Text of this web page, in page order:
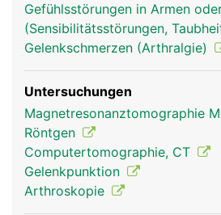
Gefühlsstörungen in Armen
(Sensibilitätsstörungen,
Gelenkschmerzen (Arthralgie)
Untersuchungen
Magnetresonanztomographie
Röntgen
Computertomographie, CT
Gelenkpunktion
Arthroskopie